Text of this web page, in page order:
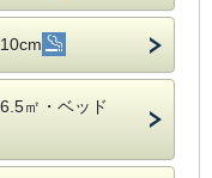
㎡・ベッド